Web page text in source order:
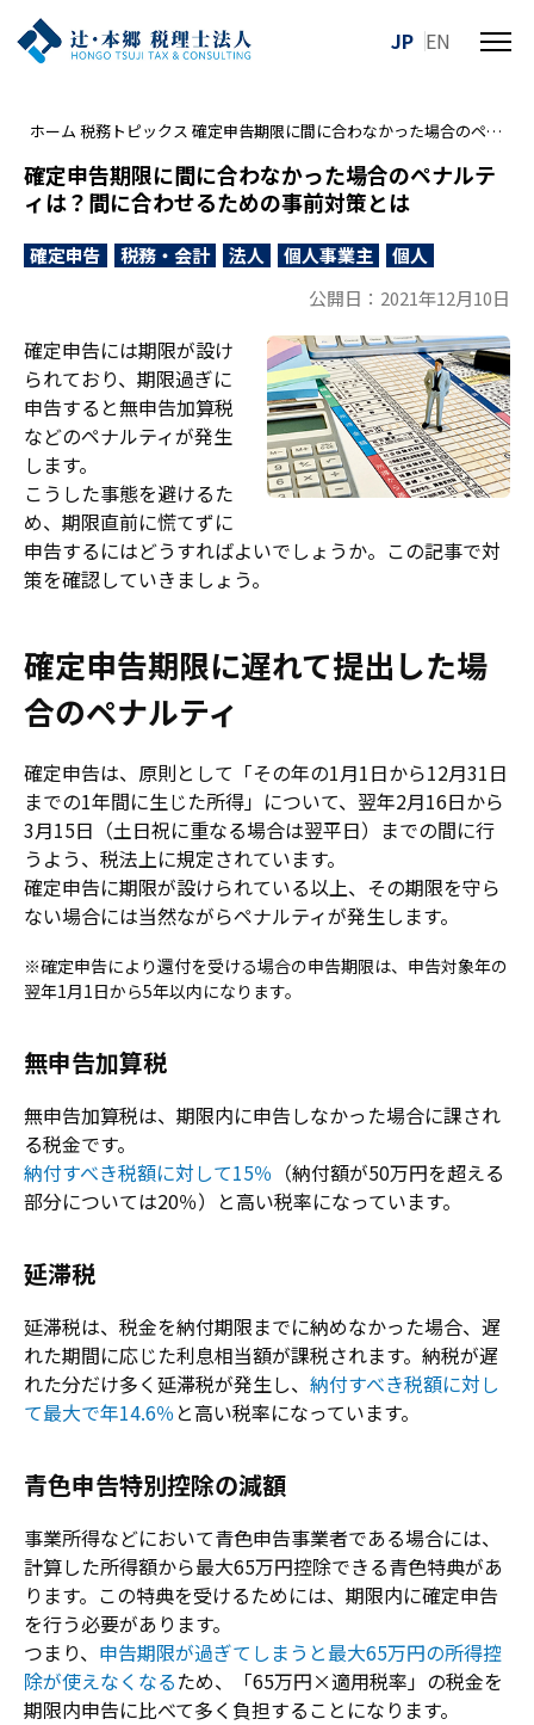
JP EN
メ
ー
ホーム 税務トピックス 確定申告期限に間に合わなかった場合のペナルティは？間に合わせるための事前対策とは
確定申告期限に間に合わなかった場合のペナルテ
ィは？間に合わせるための事前対策とは
確定申告 税務・会計 法人 個人事業主
個人
公開日：2021年12月10日
確定申告には期限が設け
られており、期限過ぎに
申告すると無申告加算税
などのペナルティが発生
します。
こうした事態を避けるた
め、期限直前に慌てずに
申告するにはどうすればよいでしょうか。この記事で対
策を確認していきましょう。
確定申告期限に遅れて提出した場
合のペナルティ
確定申告は、原則として「その年の1月1日から12月31日
までの1年間に生じた所得」について、翌年2月16日から
3月15日（土日祝に重なる場合は翌平日）までの間に行
うよう、税法上に規定されています。
確定申告に期限が設けられている以上、その期限を守ら
ない場合には当然ながらペナルティが発生します。
※確定申告により還付を受ける場合の申告期限は、申告対象年の
翌年1月1日から5年以内になります。
無申告加算税
無申告加算税は、期限内に申告しなかった場合に課され
る税金です。
納付すべき税額に対して15％ （納付額が50万円を超える
部分については20％）と高い税率になっています。
延滞税
延滞税は、税金を納付期限までに納めなかった場合、遅
れた期間に応じた利息相当額が課税されます。納税が遅
れた分だけ多く延滞税が発生し、 納付すべき税額に対し
て最大で年14.6％ と高い税率になっています。
青色申告特別控除の減額
事業所得などにおいて青色申告事業者である場合には、
計算した所得額から最大65万円控除できる青色特典があ
ります。この特典を受けるためには、期限内に確定申告
を行う必要があります。
つまり、 申告期限が過ぎてしまうと最大65万円の所得控
除が使えなくなるため、「65万円×適用税率」の税金を
期限内申告に比べて多く負担することになります。